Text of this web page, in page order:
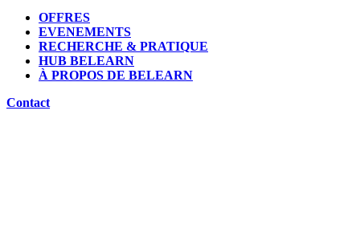
OFFRES
EVENEMENTS
RECHERCHE & PRATIQUE
HUB BELEARN
À PROPOS DE BELEARN
Contact